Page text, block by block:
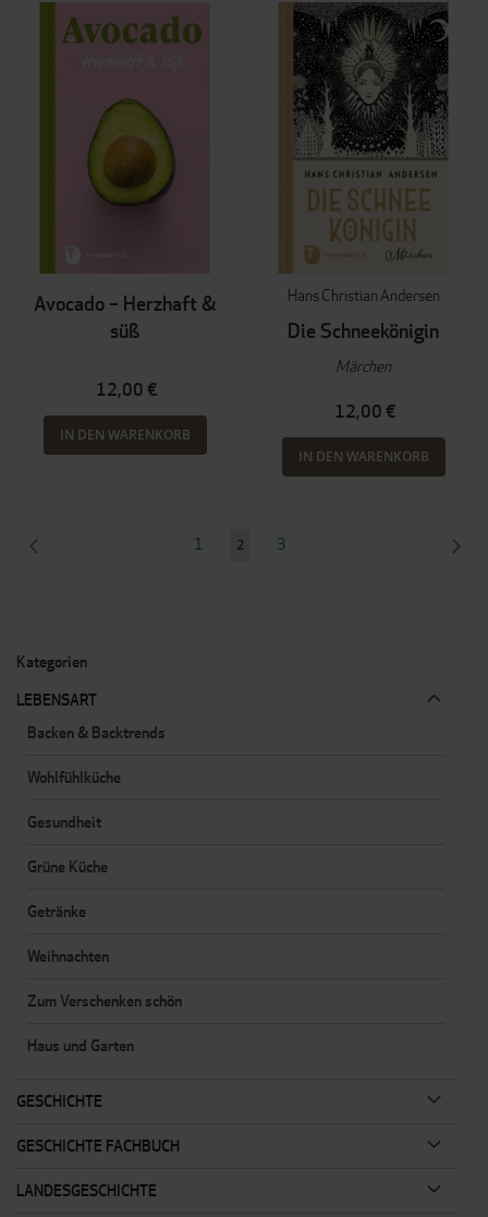
Avocado – Herzhaft &
süß
12,00 €
IN DEN WARENKORB
Hans Christian Andersen
Die Schneekönigin
Märchen
12,00 €
IN DEN WARENKORB
Seite
1
Sie
2 Seite
3
Kategorien
LEBENSART
Backen & Backtrends
Wohlfühlküche
Gesundheit
Grüne Küche
Getränke
Weihnachten
Zum Verschenken schön
Haus und Garten
GESCHICHTE
GESCHICHTE FACHBUCH
LANDESGESCHICHTE